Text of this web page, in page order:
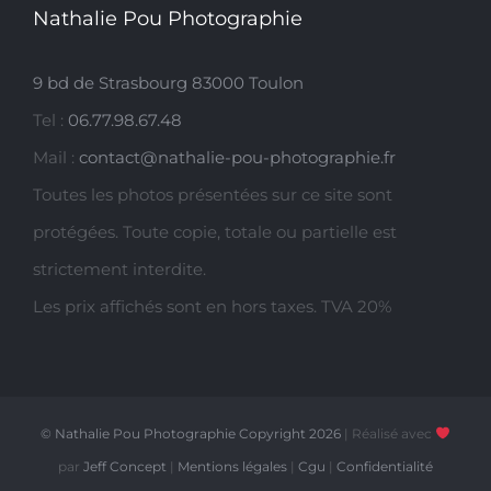
Nathalie Pou Photographie
9 bd de Strasbourg 83000 Toulon
Tel : 06.77.98.67.48
Mail : contact@nathalie-pou-photographie.fr
Toutes les photos présentées sur ce site sont
protégées. Toute copie, totale ou partielle est
strictement interdite.
Les prix affichés sont en hors taxes. TVA 20%
© Nathalie Pou Photographie Copyright2026 | Réalisé avec
par Jeff Concept | Mentions légales | Cgu | Confidentialité